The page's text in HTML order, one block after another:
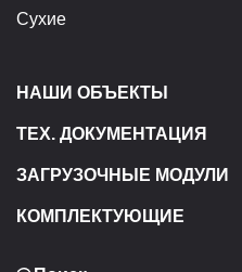
Сухие
НАШИ ОБЪЕКТЫ
ТЕХ. ДОКУМЕНТАЦИЯ
ЗАГРУЗОЧНЫЕ МОДУЛИ
КОМПЛЕКТУЮЩИЕ